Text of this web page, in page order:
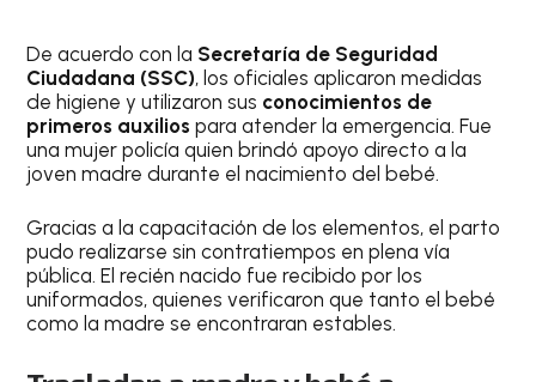
De acuerdo con la Secretaría de Seguridad
Ciudadana (SSC), los oficiales aplicaron medidas
de higiene y utilizaron sus conocimientos de
primeros auxilios para atender la emergencia. Fue
una mujer policía quien brindó apoyo directo a la
joven madre durante el nacimiento del bebé.
Gracias a la capacitación de los elementos, el parto
pudo realizarse sin contratiempos en plena vía
pública. El recién nacido fue recibido por los
uniformados, quienes verificaron que tanto el bebé
como la madre se encontraran estables.